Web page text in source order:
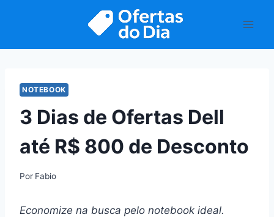
NOTEBOOK
3 Dias de Ofertas Dell
até R$ 800 de Desconto
Por Fabio
Economize na busca pelo notebook ideal.